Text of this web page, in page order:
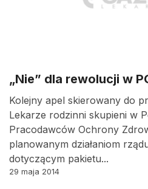
„Nie” dla rewolucji w
Kolejny apel skierowany do
Lekarze rodzinni skupieni w
Pracodawców Ochrony
planowanym działaniom
dotyczącym pakietu...
29 maja 2014